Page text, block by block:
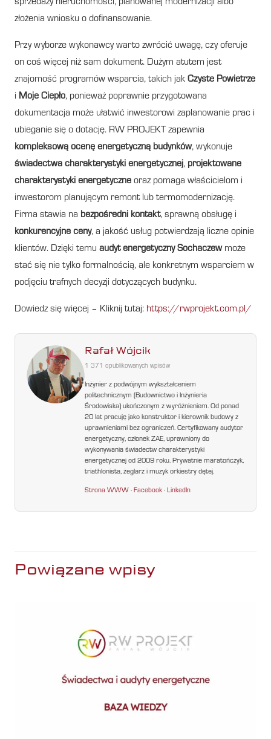
sprzedaży nieruchomości, planowanej modernizacji albo
złożenia wniosku o dofinansowanie.
Przy wyborze wykonawcy warto zwrócić uwagę, czy oferuje
on coś więcej niż sam dokument. Dużym atutem jest
znajomość programów wsparcia, takich jak Czyste Powietrze
i Moje Ciepło, ponieważ poprawnie przygotowana
dokumentacja może ułatwić inwestorowi zaplanowanie prac i
ubieganie się o dotację. RW PROJEKT zapewnia
kompleksową ocenę energetyczną budynków, wykonuje
świadectwa charakterystyki energetycznej, projektowane
charakterystyki energetyczne oraz pomaga właścicielom i
inwestorom planującym remont lub termomodernizację.
Firma stawia na bezpośredni kontakt, sprawną obsługę i
konkurencyjne ceny, a jakość usług potwierdzają liczne opinie
klientów. Dzięki temu audyt energetyczny Sochaczewmoże
stać się nie tylko formalnością, ale konkretnym wsparciem w
podjęciu trafnych decyzji dotyczących budynku.
Dowiedz się więcej – Kliknij tutaj: https://rwprojekt.com.pl/
Rafał Wójcik
1 371 opublikowanych wpisów
Inżynier z podwójnym wykształceniem
politechnicznym (Budownictwo i Inżynieria
Środowiska) ukończonym z wyróżnieniem. Od ponad
20 lat pracuję jako konstruktor i kierownik budowy z
uprawnieniami bez ograniczeń. Certyfikowany audytor
energetyczny, członek ZAE, uprawniony do
wykonywania świadectw charakterystyki
energetycznej od 2009 roku. Prywatnie maratończyk,
triathlonista, żeglarz i muzyk orkiestry dętej.
Strona WWW ·Facebook ·LinkedIn
Powiązane wpisy